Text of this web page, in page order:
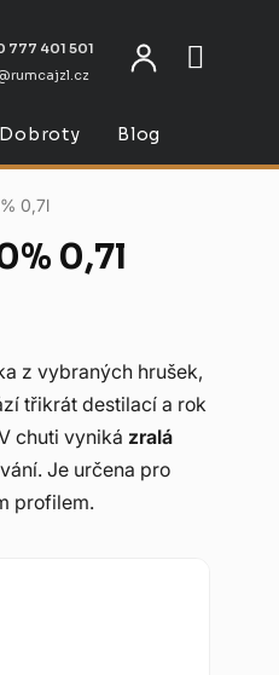
777 401 501
Dobroty Blog
0,7l
0,7l
z vybraných hrušek,
třikrát destilací a rok
chuti vyniká zralá
Je určena pro
profilem.